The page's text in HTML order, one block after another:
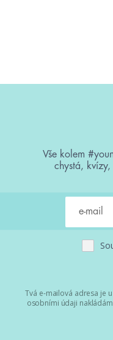
Vše kolem
chystá,
Tvá e-mailová adresa je
osobními údaji